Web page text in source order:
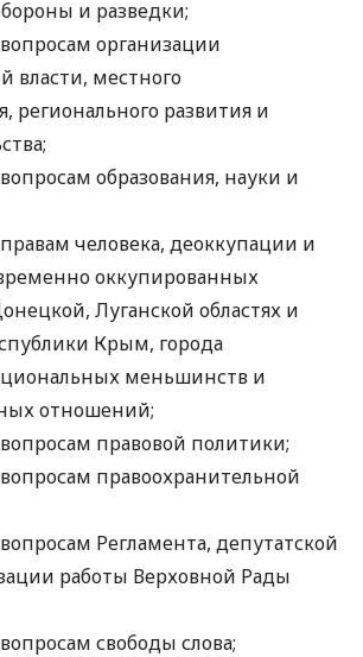
и разведки;
организации
власти, местного
регионального развития и
образования, науки и
человека, деоккупации и
оккупированных
Луганской областях и
Крым, города
меньшинств и
отношений;
правовой политики;
правоохранительной
Регламента, депутатской
работы Верховной Рады
свободы слова;